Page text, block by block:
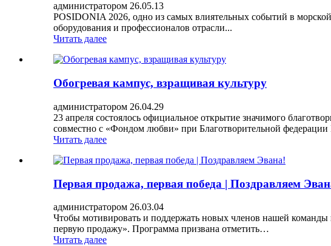
администратором 26.05.13
POSIDONIA 2026, одно из самых влиятельных событий в
оборудования и профессионалов отрасли...
Читать далее
Обогревая кампус, взращивая культуру
администратором 26.04.29
23 апреля состоялось официальное открытие значимого
совместно с «Фондом любви» при Благотворительной
Читать далее
Первая продажа, первая победа | Поздравляем
администратором 26.03.04
Чтобы мотивировать и поддержать новых членов нашей
первую продажу». Программа призвана отметить…
Читать далее